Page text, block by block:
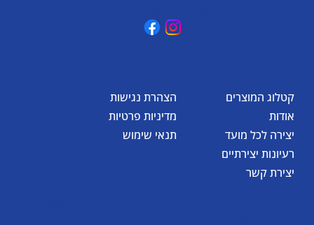
הצהרת נגישות
מדיניות פרטיות
תנאי שימוש
קטלוג המוצרים
אודות
יצירה לכל מועד
רעיונות יצירתיים
יצירת קשר